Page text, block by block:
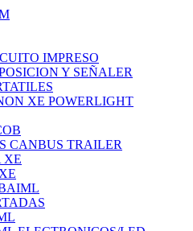
IMPRESO
Y SEÑALER
XE POWERLIGHT
CANBUS TRAILER
XE